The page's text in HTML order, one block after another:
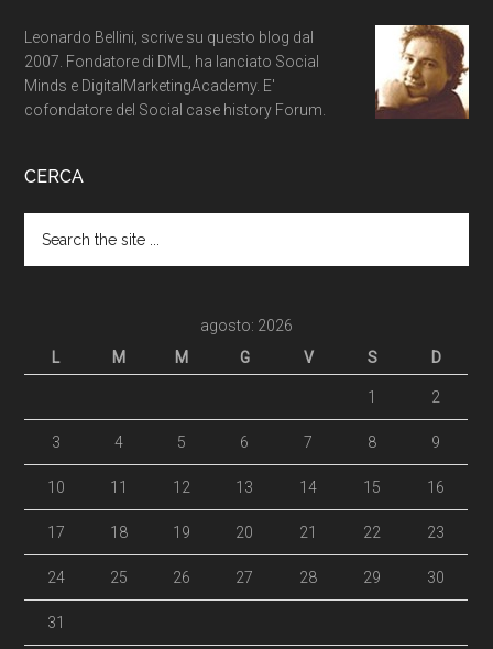
Leonardo Bellini, scrive su questo blog dal
2007. Fondatore di DML, ha lanciato Social
Minds e DigitalMarketingAcademy. E'
cofondatore del Social case history Forum.
CERCA
agosto: 2026
L
M M G V S D
1 2
3 4 5 6 7 8 9
10 11 12 13 14 15 16
17 18 19 20 21 22 23
24 25 26 27 28 29 30
31